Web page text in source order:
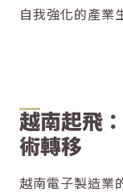
自我強化的產業
越南起飛
術轉移
越南電子製造業